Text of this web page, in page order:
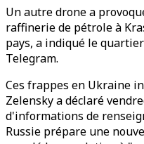
Un autre drone a
raffinerie de pétrole à
pays, a indiqué le
Telegram.
Ces frappes en Ukraine
Zelensky a déclaré
d'informations de
Russie prépare une